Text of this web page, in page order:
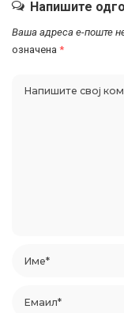
Напишите
Ваша адреса е-поште
означена *